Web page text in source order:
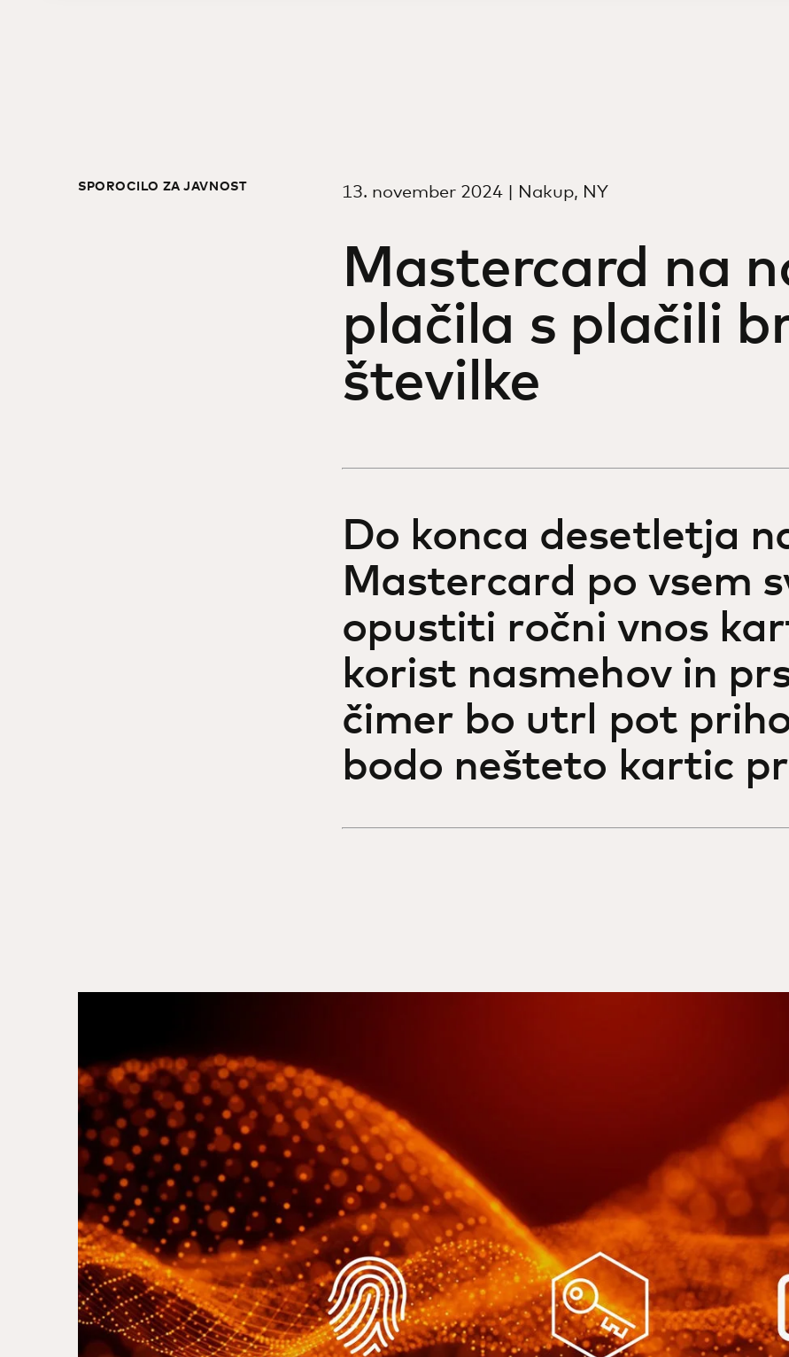
SPOROČILO ZA JAVNOST 13. november 2024 | Nakup, NY
Mastercard na
plačila s plačili
številke
Do konca desetletja
Mastercard po vsem
opustiti ročni vnos
korist nasmehov in
čimer bo utrl pot
bodo nešteto kartic